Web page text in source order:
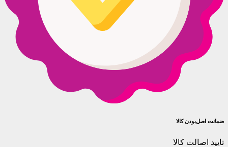
ضمانت اصل‌بودن کالا
تایید اصالت کالا